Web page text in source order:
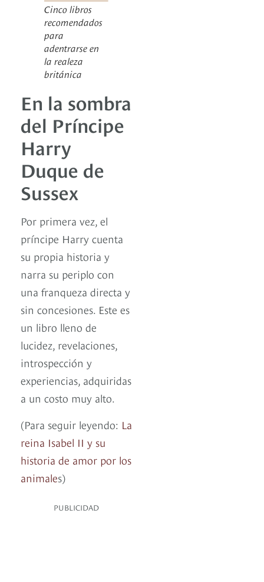
Cinco libros
recomendados
para
adentrarse en
la realeza
británica
En la sombra
del Príncipe
Harry
Duque de
Sussex
Por primera vez, el
príncipe Harry cuenta
su propia historia y
narra su periplo con
una franqueza directa y
sin concesiones. Este es
un libro lleno de
lucidez, revelaciones,
introspección y
experiencias, adquiridas
a un costo muy alto.
(Para seguir leyendo: La
reina Isabel II y su
historia de amor por los
animales)
PUBLICIDAD